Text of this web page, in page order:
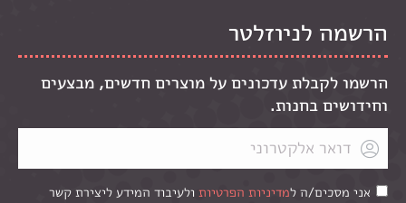
הרשמה לניוזלטר
הרשמו לקבלת עדכונים על מוצרים חדשים, מבצעים
וחידושים בחנות.
אני מסכים/ה למדיניות הפרטיות ולעיבוד המידע ליצירת קשר